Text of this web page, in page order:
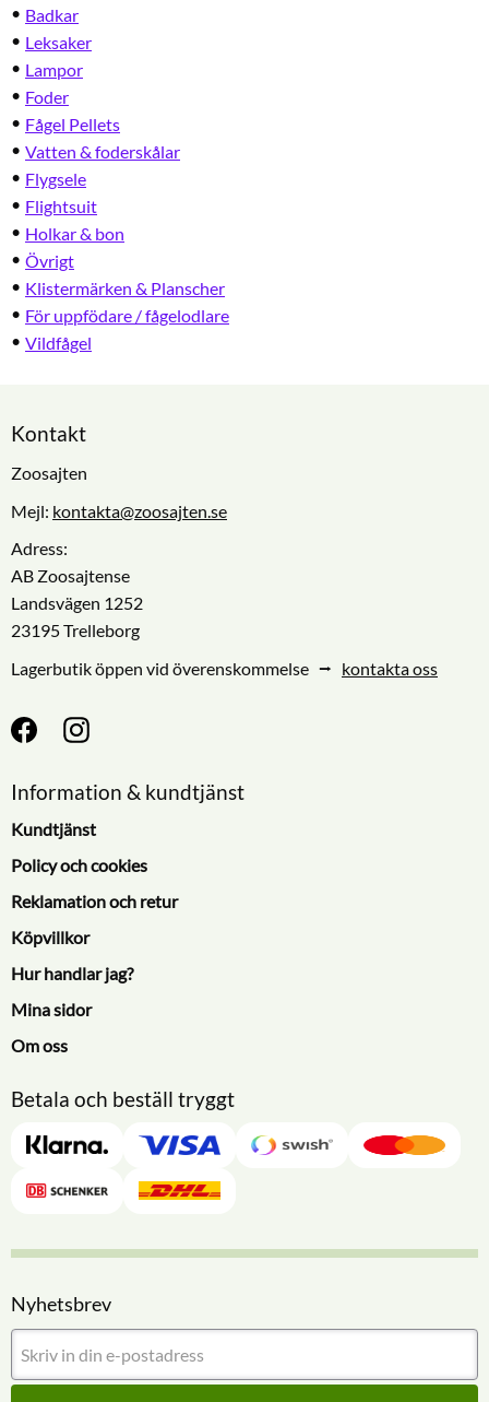
Badkar
Leksaker
Lampor
Foder
Fågel Pellets
Vatten & foderskålar
Flygsele
Flightsuit
Holkar & bon
Övrigt
Klistermärken & Planscher
För uppfödare / fågelodlare
Vildfågel
Kontakt
Zoosajten
Mejl: kontakta@zoosajten.se
Adress:
AB Zoosajtense
Landsvägen 1252
23195 Trelleborg
Lagerbutik öppen vid överenskommelse ⭢ kontakta oss
Information & kundtjänst
Kundtjänst
Policy och cookies
Reklamation och retur
Köpvillkor
Hur handlar jag?
Mina sidor
Om oss
Betala och beställ tryggt
Nyhetsbrev